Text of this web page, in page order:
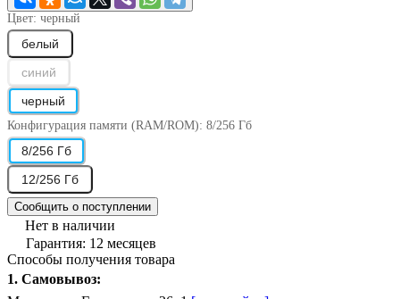
Цвет: черный
белый
синий
черный
Конфигурация памяти (RAM/ROM): 8/256 Гб
8/256 Гб
12/256 Гб
Сообщить о поступлении
Нет в наличии
Гарантия: 12 месяцев
Способы получения товара
1. Самовывоз: